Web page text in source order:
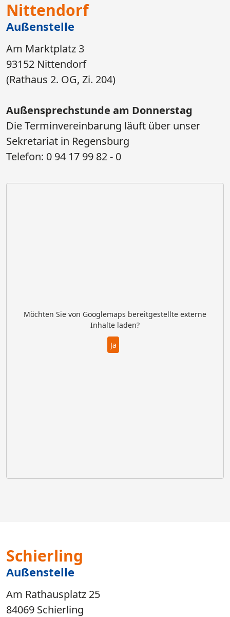
Nittendorf
Außenstelle
Am Marktplatz 3
93152 Nittendorf
(Rathaus 2. OG, Zi. 204)
Außensprechstunde am Donnerstag​​​​​​​
​​​​​​​Die Terminvereinbarung läuft über unser
Sekretariat in Regensburg
Telefon: 0 94 17 99 82 - 0
Möchten Sie von Googlemaps bereitgestellte externe
Inhalte laden?
Ja
Schierling
Außenstelle
Am Rathausplatz 25
84069 Schierling